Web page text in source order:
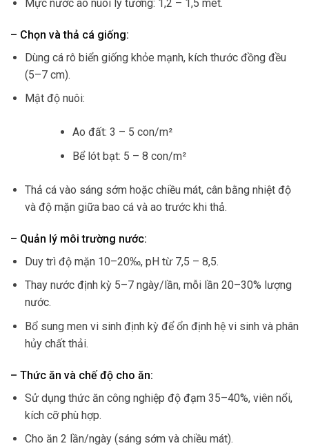
Mực nước ao nuôi lý tưởng: 1,2 – 1,5 mét.
– Chọn và thả cá giống:
Dùng cá rô biển giống khỏe mạnh, kích thước đồng đều
(5–7 cm).
Mật độ nuôi:
Ao đất: 3 – 5 con/m²
Bể lót bạt: 5 – 8 con/m²
Thả cá vào sáng sớm hoặc chiều mát, cân bằng nhiệt độ
và độ mặn giữa bao cá và ao trước khi thả.
– Quản lý môi trường nước:
Duy trì độ mặn 10–20‰, pH từ 7,5 – 8,5.
Thay nước định kỳ 5–7 ngày/lần, mỗi lần 20–30% lượng
nước.
Bổ sung men vi sinh định kỳ để ổn định hệ vi sinh và phân
hủy chất thải.
– Thức ăn và chế độ cho ăn:
Sử dụng thức ăn công nghiệp độ đạm 35–40%, viên nổi,
kích cỡ phù hợp.
Cho ăn 2 lần/ngày (sáng sớm và chiều mát).